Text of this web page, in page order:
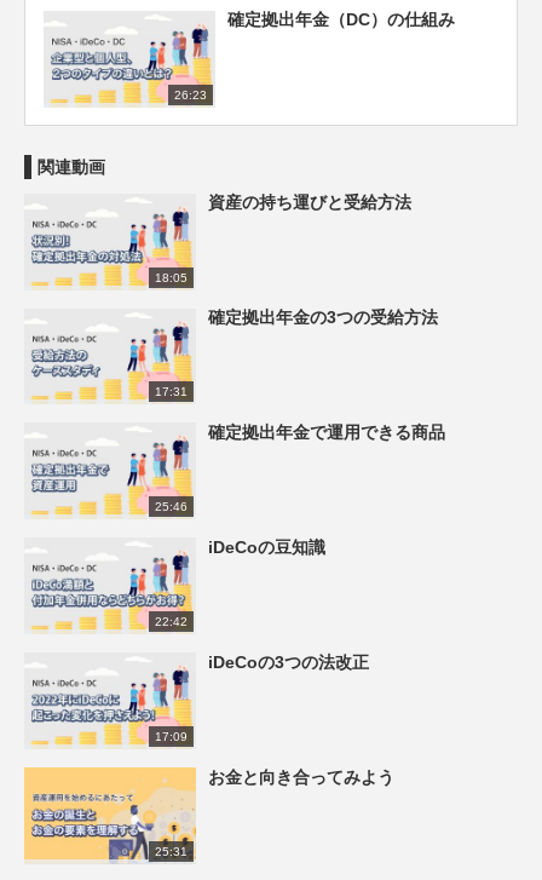
26:23
確定拠出年金（DC）の仕組み
関連動画
18:05
資産の持ち運びと受給方法
17:31
確定拠出年金の3つの受給方法
25:46
確定拠出年金で運用できる商品
22:42
iDeCoの豆知識
17:09
iDeCoの3つの法改正
25:31
お金と向き合ってみよう